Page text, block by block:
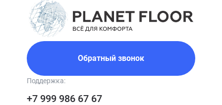
Обратный звонок
Поддержка:
+7 999 986 67 67